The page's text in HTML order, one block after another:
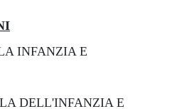
INFANZIA E
DELL'INFANZIA E